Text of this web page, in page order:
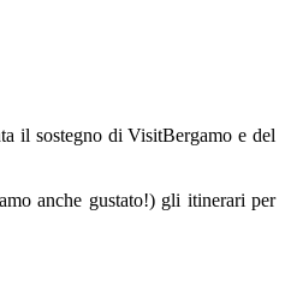
il sostegno di VisitBergamo e del
anche gustato!) gli itinerari per